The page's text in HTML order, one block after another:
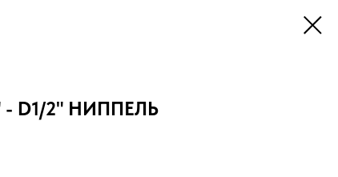
- D1/2" НИППЕЛЬ